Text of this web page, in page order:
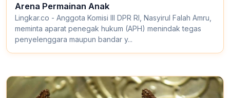
Arena Permainan Anak
Lingkar.co - Anggota Komisi III DPR RI, Nasyirul Falah Amru,
meminta aparat penegak hukum (APH) menindak tegas
penyelenggara maupun bandar y...